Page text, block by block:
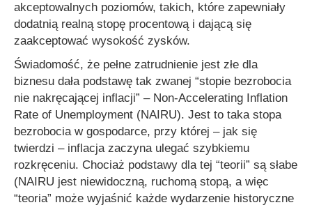
akceptowalnych poziomów, takich, które zapewniały
dodatnią realną stopę procentową i dającą się
zaakceptować wysokość zysków.
Świadomość, że pełne zatrudnienie jest złe dla
biznesu dała podstawę tak zwanej “stopie bezrobocia
nie nakręcającej inflacji” – Non-Accelerating Inflation
Rate of Unemployment (NAIRU). Jest to taka stopa
bezrobocia w gospodarce, przy której – jak się
twierdzi – inflacja zaczyna ulegać szybkiemu
rozkręceniu. Chociaż podstawy dla tej “teorii” są słabe
(NAIRU jest niewidoczną, ruchomą stopą, a więc
“teoria” może wyjaśnić każde wydarzenie historyczne